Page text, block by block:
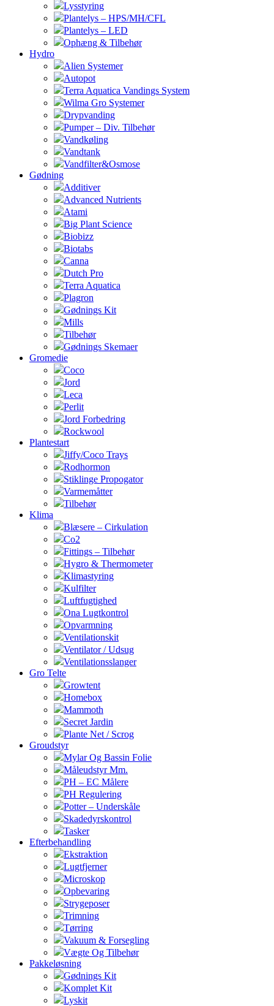
Lysstyring
Plantelys – HPS/MH/CFL
Plantelys – LED
Ophæng & Tilbehør
Hydro
Alien Systemer
Autopot
Terra Aquatica Vandings System
Wilma Gro Systemer
Drypvanding
Pumper – Div. Tilbehør
Vandkøling
Vandtank
Vandfilter&Osmose
Gødning
Additiver
Advanced Nutrients
Atami
Big Plant Science
Biobizz
Biotabs
Canna
Dutch Pro
Terra Aquatica
Plagron
Gødnings Kit
Mills
Tilbehør
Gødnings Skemaer
Gromedie
Coco
Jord
Leca
Perlit
Jord Forbedring
Rockwool
Plantestart
Jiffy/Coco Trays
Rodhormon
Stiklinge Propogator
Varmemåtter
Tilbehør
Klima
Blæsere – Cirkulation
Co2
Fittings – Tilbehør
Hygro & Thermometer
Klimastyring
Kulfilter
Luftfugtighed
Ona Lugtkontrol
Opvarmning
Ventilationskit
Ventilator / Udsug
Ventilationsslanger
Gro Telte
Growtent
Homebox
Mammoth
Secret Jardin
Plante Net / Scrog
Groudstyr
Mylar Og Bassin Folie
Måleudstyr Mm.
PH – EC Målere
PH Regulering
Potter – Underskåle
Skadedyrskontrol
Tasker
Efterbehandling
Ekstraktion
Lugtfjerner
Microskop
Opbevaring
Strygeposer
Trimning
Tørring
Vakuum & Forsegling
Vægte Og Tilbehør
Pakkeløsning
Gødnings Kit
Komplet Kit
Lyskit